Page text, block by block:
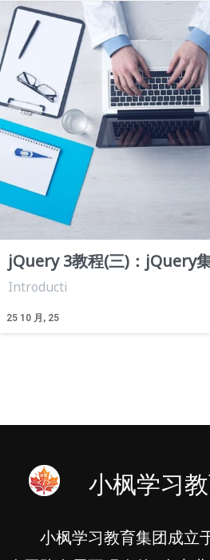
jQuery 3教程(三)：jQuery
25 10 月, 25
Introducti
小枫学习
小枫学习教育集团成立